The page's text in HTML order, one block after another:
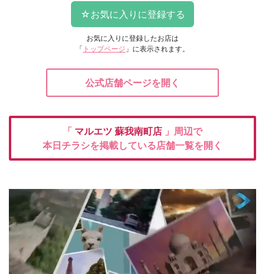
お気に入りに登録したお店は
「 トップページ 」に表示されます。
公式店舗ページを開く
「 マルエツ 蘇我南町店 」周辺で
本日チラシを掲載している店舗一覧を開く